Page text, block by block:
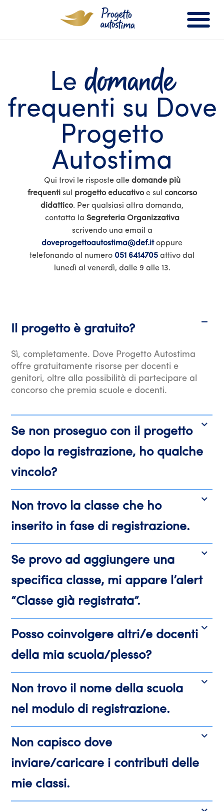
Le domande
frequenti su Dove
Progetto
Autostima
Qui trovi le risposte alle domande più
frequentisul progetto educativoe sul concorso
didattico. Per qualsiasi altra domanda,
contatta la Segreteria Organizzativa
scrivendo una email a
doveprogettoautostima@def.itoppure
telefonando al numero 051 6414705 attivo dal
lunedì al venerdì, dalle 9 alle 13.
Il progetto è gratuito?
Sì, completamente. Dove Progetto Autostima
offre gratuitamente risorse per docenti e
genitori, oltre alla possibilità di partecipare al
concorso che premia scuole e docenti.
Se non proseguo con il progetto
dopo la registrazione, ho qualche
vincolo?
Non trovo la classe che ho
inserito in fase di registrazione.
Se provo ad aggiungere una
specifica classe, mi appare l’alert
“Classe già registrata”.
Posso coinvolgere altri/e docenti
della mia scuola/plesso?
Non trovo il nome della scuola
nel modulo di registrazione.
Non capisco dove
inviare/caricare i contributi delle
mie classi.